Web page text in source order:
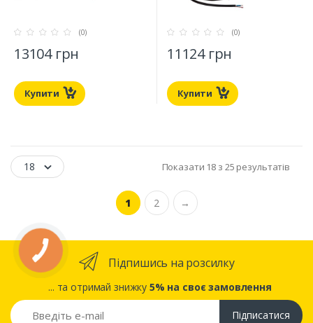
(0)
13104 грн
Купити
(0)
11124 грн
Купити
18 Показати 18 з 25 результатів
1 2 →
Підпишись на розсилку
... та отримай знижку 5% на своє замовлення
Підписатися